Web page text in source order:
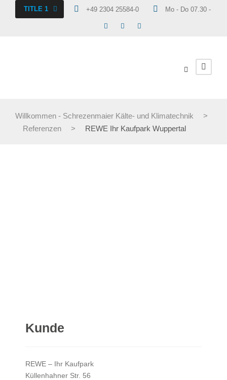
TITLE 1 +49 2304 25584-0 Mo - Do 07.30 -
Willkommen - Schrezenmaier Kälte- und Klimatechnik
>
Referenzen
> REWE Ihr Kaufpark Wuppertal
Kunde
REWE – Ihr Kaufpark
Küllenhahner Str. 56